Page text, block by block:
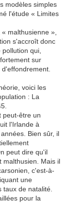
modèles simples
l'étude « Limites
malthusienne »,
s'accroît donc
qui,
sur
voici les
: La
peut-être un
l'Irlande à
Bien sûr, il
peut dire qu'il
malthusien. Mais il
c'est-à-
une
de natalité.
pour la